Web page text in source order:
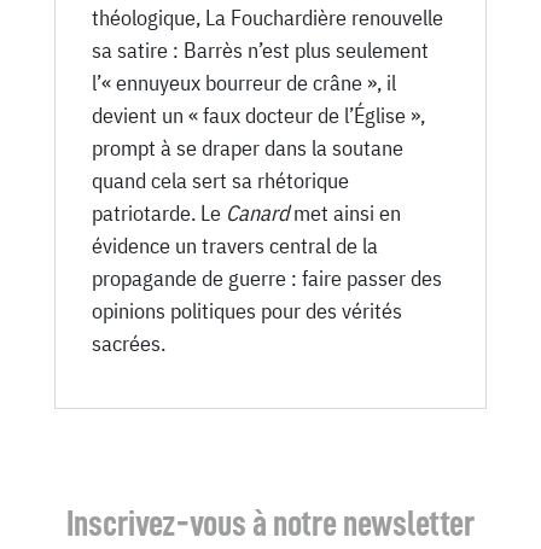
théologique, La Fouchardière renouvelle
sa satire : Barrès n’est plus seulement
l’« ennuyeux bourreur de crâne », il
devient un « faux docteur de l’Église »,
prompt à se draper dans la soutane
quand cela sert sa rhétorique
patriotarde. Le Canardmet ainsi en
évidence un travers central de la
propagande de guerre : faire passer des
opinions politiques pour des vérités
sacrées.
Inscrivez-vous à notre newsletter